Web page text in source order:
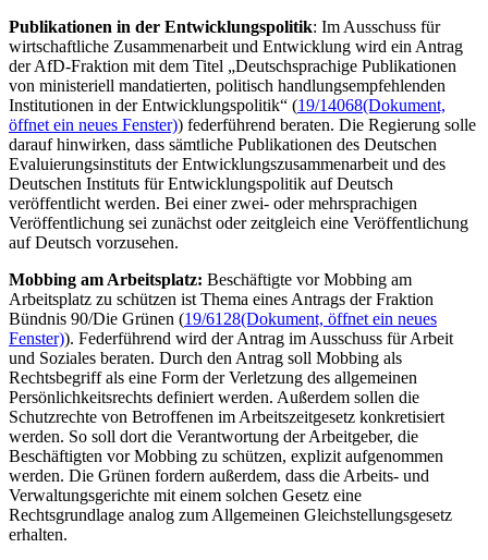
Publikationen in der Entwicklungspolitik: Im Ausschuss für
wirtschaftliche Zusammenarbeit und Entwicklung wird ein Antrag
der AfD-Fraktion mit dem Titel „Deutschsprachige Publikationen
von ministeriell mandatierten, politisch handlungsempfehlenden
Institutionen in der Entwicklungspolitik“ (19/14068(Dokument,
öffnet ein neues Fenster)) federführend beraten. Die Regierung solle
darauf hinwirken, dass sämtliche Publikationen des Deutschen
Evaluierungsinstituts der Entwicklungszusammenarbeit und des
Deutschen Instituts für Entwicklungspolitik auf Deutsch
veröffentlicht werden. Bei einer zwei- oder mehrsprachigen
Veröffentlichung sei zunächst oder zeitgleich eine Veröffentlichung
auf Deutsch vorzusehen.
Mobbing am Arbeitsplatz: Beschäftigte vor Mobbing am
Arbeitsplatz zu schützen ist Thema eines Antrags der Fraktion
Bündnis 90/Die Grünen (19/6128(Dokument, öffnet ein neues
Fenster)). Federführend wird der Antrag im Ausschuss für Arbeit
und Soziales beraten. Durch den Antrag soll Mobbing als
Rechtsbegriff als eine Form der Verletzung des allgemeinen
Persönlichkeitsrechts definiert werden. Außerdem sollen die
Schutzrechte von Betroffenen im Arbeitszeitgesetz konkretisiert
werden. So soll dort die Verantwortung der Arbeitgeber, die
Beschäftigten vor Mobbing zu schützen, explizit aufgenommen
werden. Die Grünen fordern außerdem, dass die Arbeits- und
Verwaltungsgerichte mit einem solchen Gesetz eine
Rechtsgrundlage analog zum Allgemeinen Gleichstellungsgesetz
erhalten.